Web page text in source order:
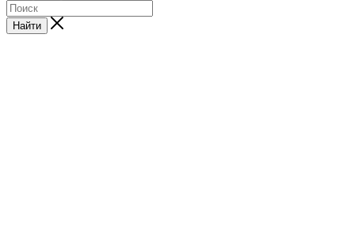
Найти